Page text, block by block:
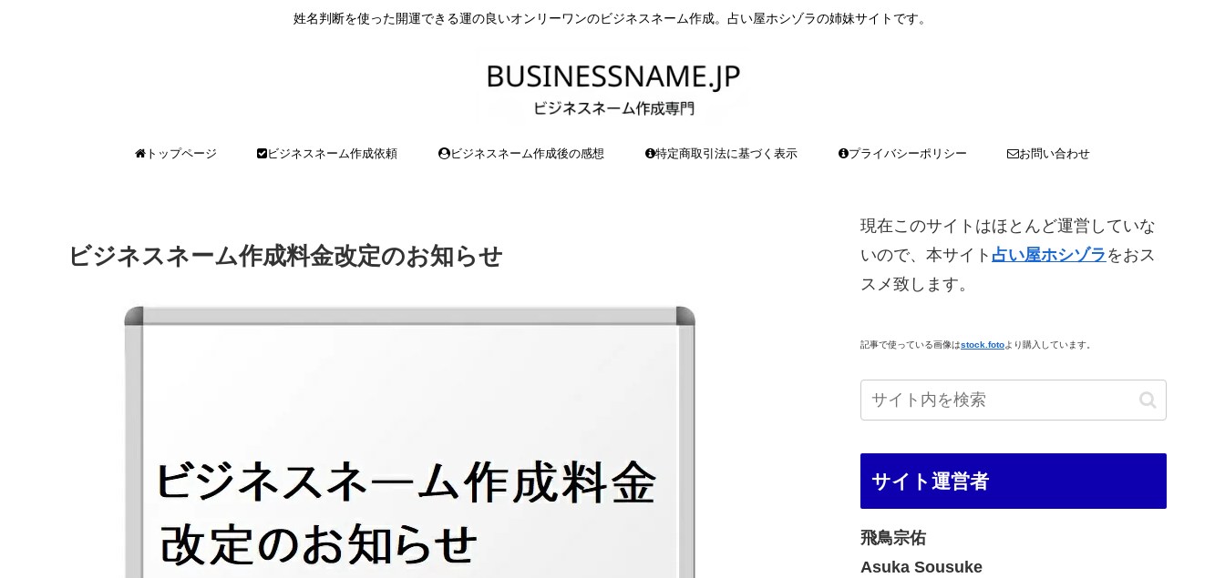
姓名判断を使った開運できる運の良いオンリーワンのビジネスネーム作成。占い屋ホシゾラの姉妹サイトです。
トップページ ビジネスネーム作成依頼 ビジネスネーム作成後の感想 特定商取引法に基づく表示 プライバシーポリシー お問い合わせ
ビジネスネーム作成料金改定のお知らせ
現在このサイトはほとんど運営していな
いので、本サイト 占い屋ホシゾラ をおス
スメ致します。
記事で使っている画像はstock.fotoより購入しています。
サイト運営者
飛鳥宗佑
Asuka Sousuke